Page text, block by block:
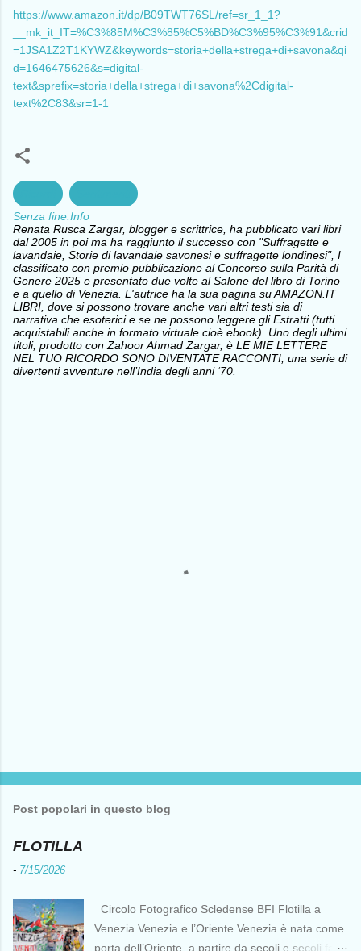
https://www.amazon.it/dp/B09TWT76SL/ref=sr_1_1?
__mk_it_IT=%C3%85M%C3%85%C5%BD%C3%95%C3%91&crid
=1JSA1Z2T1KYWZ&keywords=storia+della+strega+di+savona&qi
d=1646475626&s=digital-
text&sprefix=storia+della+strega+di+savona%2Cdigital-
text%2C83&sr=1-1
Senza fine.Info
Renata Rusca Zargar, blogger e scrittrice, ha pubblicato vari libri
dal 2005 in poi ma ha raggiunto il successo con "Suffragette e
lavandaie, Storie di lavandaie savonesi e suffragette londinesi", I
classificato con premio pubblicazione al Concorso sulla Parità di
Genere 2025 e presentato due volte al Salone del libro di Torino
e a quello di Venezia. L'autrice ha la sua pagina su AMAZON.IT
LIBRI, dove si possono trovare anche vari altri testi sia di
narrativa che esoterici e se ne possono leggere gli Estratti (tutti
acquistabili anche in formato virtuale cioè ebook). Uno degli ultimi
titoli, prodotto con Zahoor Ahmad Zargar, è LE MIE LETTERE
NEL TUO RICORDO SONO DIVENTATE RACCONTI, una serie di
divertenti avventure nell’India degli anni ‘70.
Post popolari in questo blog
FLOTILLA
- 7/15/2026
Circolo Fotografico Scledense BFI Flotilla a
Venezia Venezia e l’Oriente Venezia è nata come
porta dell’Oriente, a partire da secoli e secoli fa ai